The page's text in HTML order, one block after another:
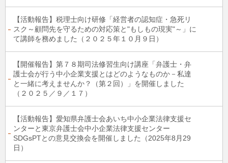
【活動報告】税理士向け研修「経営者の認知症・急死リ
スク～顧問先を守るための対応策と"もしもの現実"～」に
て講師を務めました（２０２５年１０月９日）
【開催報告】第７８期司法修習生向け講座「弁護士・弁
護士会が行う中小企業支援とはどのようなものか－私達
と一緒に考えませんか？（第２回）」を開催しました
（２０２５／９／１７）
【活動報告】愛知県弁護士会あいち中小企業法律支援セ
ンターと東京弁護士会中小企業法律支援センター
SDGsPTとの意見交換会を開催しました（2025年8月29
日）